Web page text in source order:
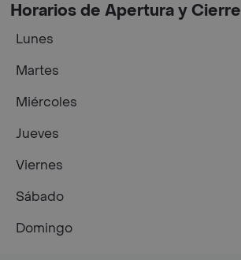
Horarios de Apertura y Cierre
Lunes
Martes
Miércoles
Jueves
Viernes
Sábado
Domingo